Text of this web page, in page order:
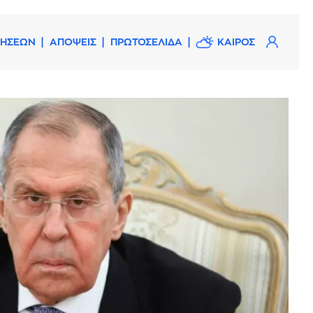
ΑΠΟΨΕΙΣ ΠΡΩΤΟΣΕΛΙΔΑ ΚΑΙΡΟΣ